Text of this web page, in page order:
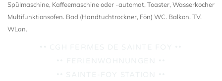
Spülmaschine, Kaffeemaschine oder -automat, Toaster, Wasserkocher
Multifunktionsofen. Bad (Handtuchtrockner, Fön) WC. Balkon. TV.
WLan.